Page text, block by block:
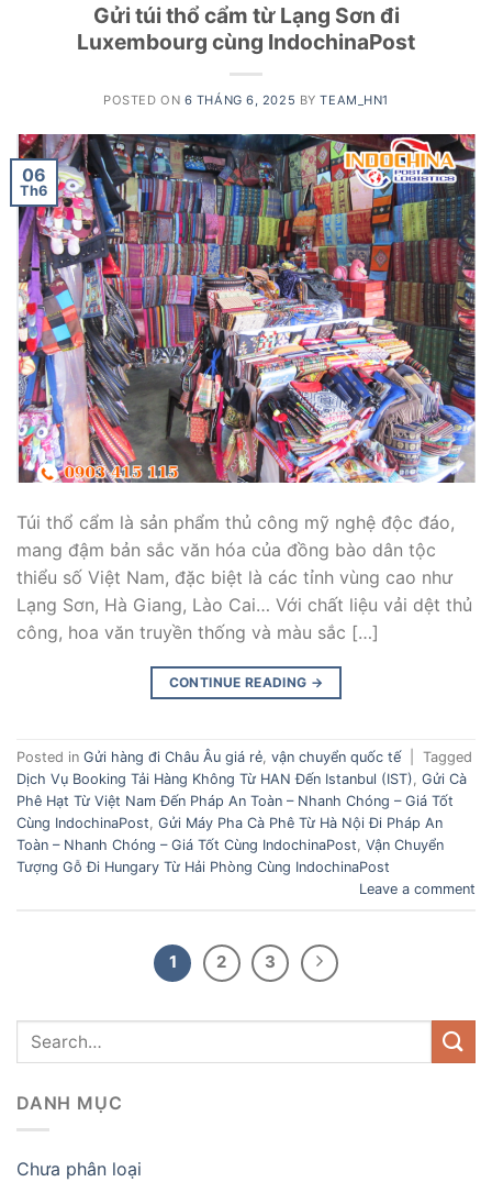
Gửi túi thổ cẩm từ Lạng Sơn đi
Luxembourg cùng IndochinaPost
POSTED ON 6 THÁNG 6, 2025 BYTEAM_HN1
06
Th6
Túi thổ cẩm là sản phẩm thủ công mỹ nghệ độc đáo,
mang đậm bản sắc văn hóa của đồng bào dân tộc
thiểu số Việt Nam, đặc biệt là các tỉnh vùng cao như
Lạng Sơn, Hà Giang, Lào Cai… Với chất liệu vải dệt thủ
công, hoa văn truyền thống và màu sắc […]
CONTINUE READING →
Posted in Gửi hàng đi Châu Âu giá rẻ, vận chuyển quốc tế
Tagged
Dịch Vụ Booking Tải Hàng Không Từ HAN Đến Istanbul (IST), Gửi Cà
Phê Hạt Từ Việt Nam Đến Pháp An Toàn – Nhanh Chóng – Giá Tốt
Cùng IndochinaPost, Gửi Máy Pha Cà Phê Từ Hà Nội Đi Pháp An
Toàn – Nhanh Chóng – Giá Tốt Cùng IndochinaPost, Vận Chuyển
Tượng Gỗ Đi Hungary Từ Hải Phòng Cùng IndochinaPost
Leave a comment
1 2 3
DANH MỤC
Chưa phân loại